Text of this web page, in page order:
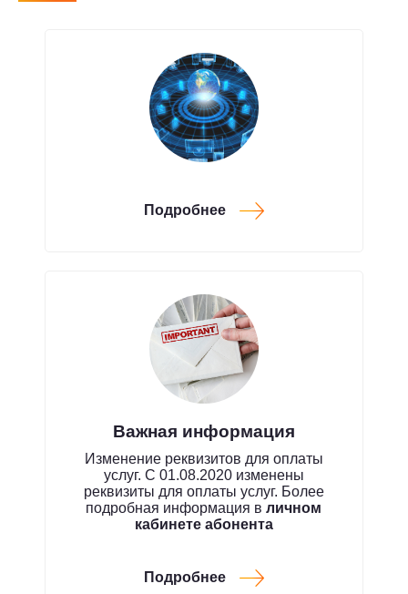
Подробнее
Важная информация
Изменение реквизитов для оплаты
услуг. С 01.08.2020 изменены
реквизиты для оплаты услуг. Более
подробная информация вличном
кабинете абонента
Подробнее